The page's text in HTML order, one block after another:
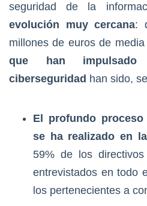
seguridad de la
evolución muy cercana:
millones de euros de
que han
ciberseguridad han sido,
El profundo
se ha realizado en
59% de los
entrevistados en todo
los pertenecientes a